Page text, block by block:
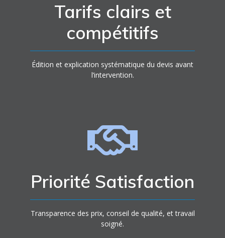
Tarifs clairs et
compétitifs
Édition et explication systématique du devis avant
l’intervention.
Priorité Satisfaction
Transparence des prix, conseil de qualité, et travail
soigné.